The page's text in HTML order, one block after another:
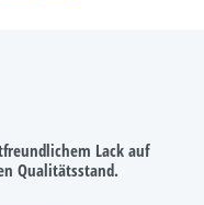
Lack auf
Qualitätsstand.